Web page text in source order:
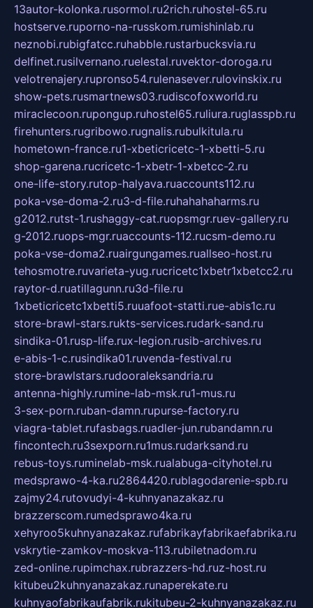
13autor-kolonka.rusormol.ru2rich.ruhostel-65.ru
hostserve.ruporno-na-russkom.rumishinlab.ru
neznobi.rubigfatcc.ruhabble.rustarbucksvia.ru
delfinet.rusilvernano.ruelestal.ruvektor-doroga.ru
velotrenajery.rupronso54.rulenasever.rulovinskix.ru
show-pets.rusmartnews03.rudiscofoxworld.ru
miraclecoon.rupongup.ruhostel65.ruliura.ruglasspb.ru
firehunters.rugribowo.rugnalis.rubulkitula.ru
hometown-france.ru1-xbeticricetc-1-xbetti-5.ru
shop-garena.rucricetc-1-xbetr-1-xbetcc-2.ru
one-life-story.rutop-halyava.ruaccounts112.ru
poka-vse-doma-2.ru3-d-file.ruhahahaharms.ru
g2012.rutst-1.rushaggy-cat.ruopsmgr.ruev-gallery.ru
g-2012.ruops-mgr.ruaccounts-112.rucsm-demo.ru
poka-vse-doma2.ruairgungames.ruallseo-host.ru
tehosmotre.ruvarieta-yug.rucricetc1xbetr1xbetcc2.ru
raytor-d.ruatillagunn.ru3d-file.ru
1xbeticricetc1xbetti5.ruuafoot-statti.rue-abis1c.ru
store-brawl-stars.rukts-services.rudark-sand.ru
sindika-01.rusp-life.rux-legion.rusib-archives.ru
e-abis-1-c.rusindika01.ruvenda-festival.ru
store-brawlstars.rudooraleksandria.ru
antenna-highly.rumine-lab-msk.ru1-mus.ru
3-sex-porn.ruban-damn.rupurse-factory.ru
viagra-tablet.rufasbags.ruadler-jun.rubandamn.ru
fincontech.ru3sexporn.ru1mus.rudarksand.ru
rebus-toys.ruminelab-msk.rualabuga-cityhotel.ru
medsprawo-4-ka.ru2864420.rublagodarenie-spb.ru
zajmy24.rutovudyi-4-kuhnyanazakaz.ru
brazzerscom.rumedsprawo4ka.ru
xehyroo5kuhnyanazakaz.rufabrikayfabrikaefabrika.ru
vskrytie-zamkov-moskva-113.rubiletnadom.ru
zed-online.rupimchax.rubrazzers-hd.ruz-host.ru
kitubeu2kuhnyanazakaz.runaperekate.ru
kuhnyaofabrikaufabrik.rukitubeu-2-kuhnyanazakaz.ru